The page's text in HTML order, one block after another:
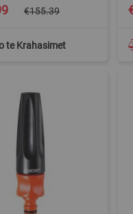
te Krahasimet
€155.39